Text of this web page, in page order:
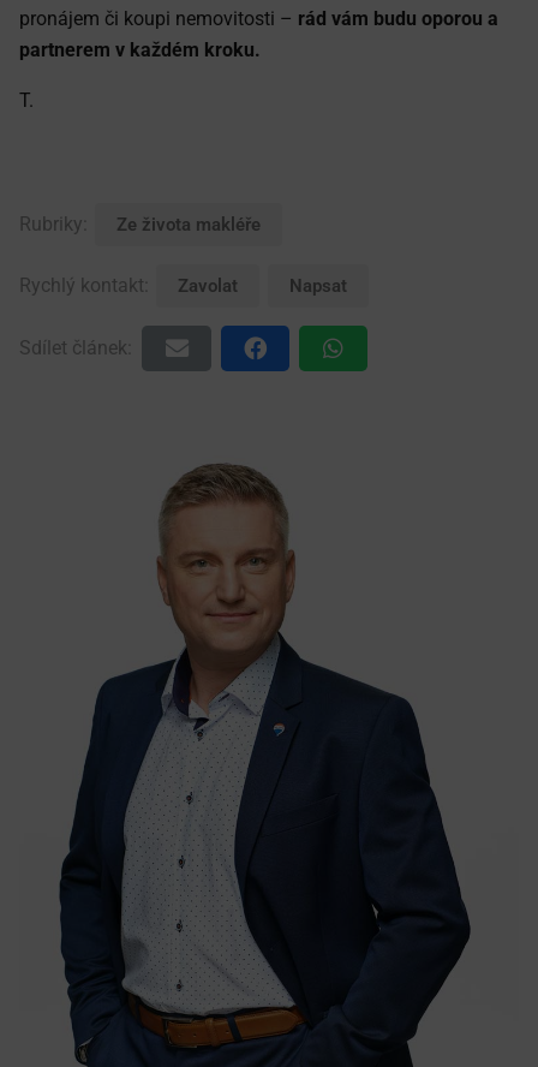
pronájem či koupi nemovitosti – rád vám budu oporou a
partnerem v každém kroku.
T.
Rubriky: Ze života makléře
Rychlý kontakt: Zavolat Napsat
Sdílet článek: